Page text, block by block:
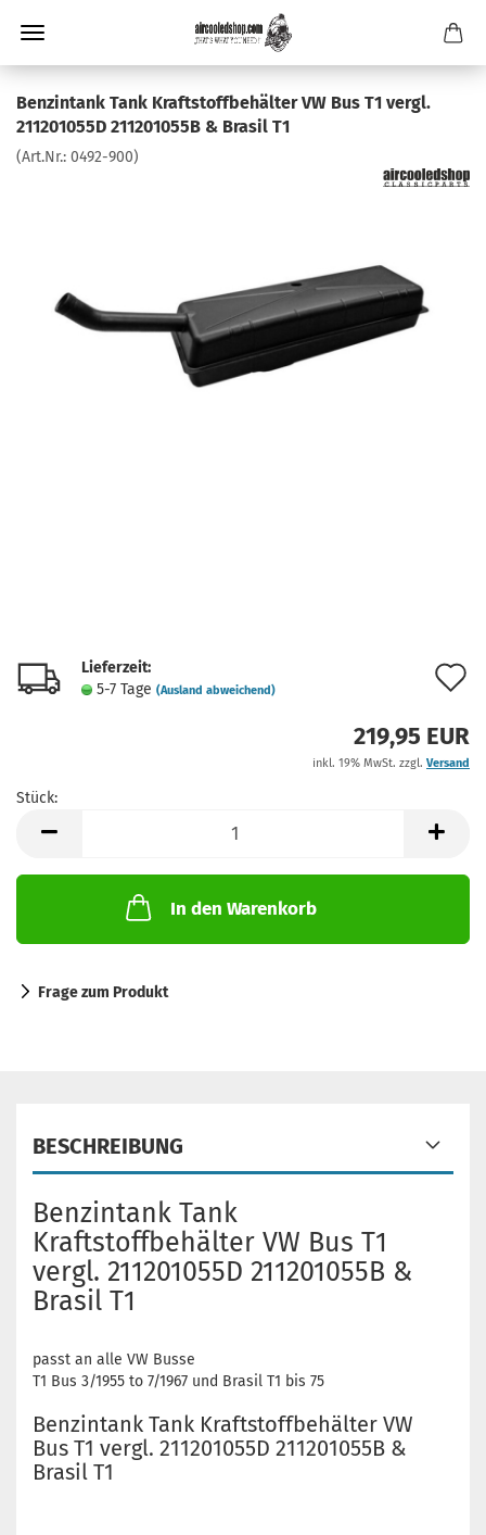
Benzintank Tank Kraftstoffbehälter VW Bus T1 vergl.
211201055D 211201055B & Brasil T1
(Art.Nr.: 0492-900)
Lieferzeit:
5-7 Tage (Ausland abweichend)
219,95 EUR
inkl. 19% MwSt. zzgl. Versand
Stück:
In den Warenkorb
Frage zum Produkt
BESCHREIBUNG
Benzintank Tank
Kraftstoffbehälter VW Bus T1
vergl. 211201055D 211201055B &
Brasil T1
passt an alle VW Busse
T1 Bus 3/1955 to 7/1967 und Brasil T1 bis 75
Benzintank Tank Kraftstoffbehälter VW
Bus T1 vergl. 211201055D 211201055B &
Brasil T1